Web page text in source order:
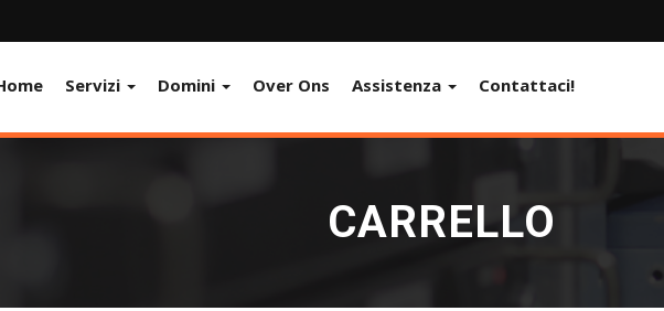
Servizi Domini Over Ons Assistenza Contattaci!
CARRELLO